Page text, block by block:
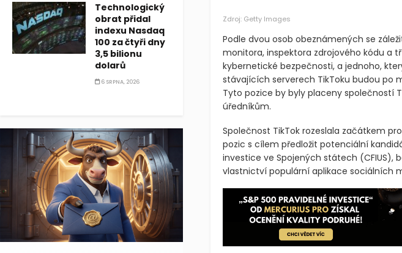
Zdroj: Getty Images
Podle dvou osob obeznámených se
monitora, inspektora zdrojového kódu a
kybernetické bezpečnosti, a jednoho,
stávajících serverech TikToku budou po
Tyto pozice by byly placeny společností
úředníkům.
Společnost TikTok rozeslala začátkem
pozic s cílem předložit potenciální
investice ve Spojených státech (CFIUS),
vlastnictví populární aplikace sociálních
Technologický
obrat přidal
indexu Nasdaq
100 za čtyři dny
3,5 bilionu
dolarů
6 SRPNA, 2026